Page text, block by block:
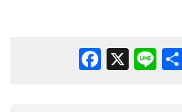
X